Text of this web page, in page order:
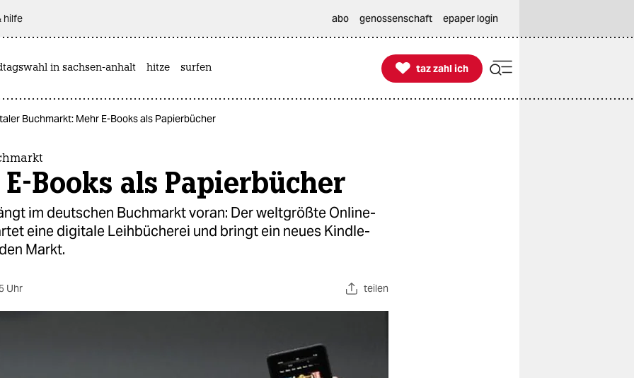
hilfe abo genossenschaft epaper login
in sachsen-anhalt hitze surfen 
taz zahl ich
taz zahl ich
Buchmarkt: Mehr E-Books als Papierbücher
Books als Papierbücher
im deutschen Buchmarkt voran: Der weltgrößte Online-
eine digitale Leihbücherei und bringt ein neues Kindle-
Markt.
Uhr teilen